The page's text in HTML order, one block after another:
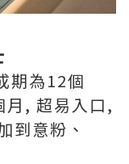
期為12個
月, 超易入口,
到意粉、